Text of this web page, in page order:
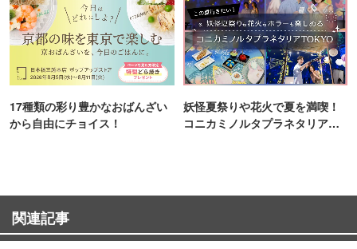
17種類の彩り豊かなおばんざい
から自由にチョイス！
妖怪夏祭りや花火で夏を満喫！
コニカミノルタプラネタリア
関連記事